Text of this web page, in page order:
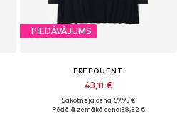
PIEDĀVĀJUMS
FREEQUENT
43,11 €
Sākotnējā cena: 59,95 €
Pēdējā zemākā cena:38,32 €